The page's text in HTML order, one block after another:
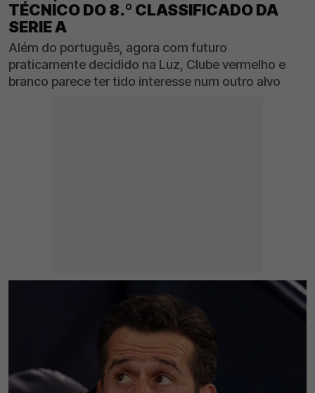
TÉCNICO DO 8.º CLASSIFICADO DA
SERIE A
Além do português, agora com futuro
praticamente decidido na Luz, Clube vermelho e
branco parece ter tido interesse num outro alvo